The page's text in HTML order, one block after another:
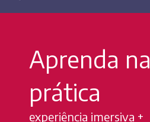
Aprenda na
prática
experiência imersiva +